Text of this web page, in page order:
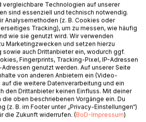
gestalten.
Direkt aus dem ÖPNV-Alltag.
vermittelt grundlegendes
Fachwissen des Öffentlichen
vergleichbare Technologien auf unserer
sind essenziell und technisch notwendig.
Analysemethoden (z. B. Cookies oder
Tracking), um zu messen, wie häufig
wie sie genutzt wird. Wir verwenden
Marketingzwecken und setzen hierzu
auch Drittanbieter ein, wodurch ggf.
Fingerprints, Tracking-Pixel, IP-Adressen
genutzt werden. Auf unserer Seite
von anderen Anbietern ein (Video-
auf die weitere Datenverarbeitung und ein
den Drittanbieter keinen Einfluss. Mit deiner
die oben beschriebenen Vorgänge ein. Du
(z. B. im Footer unter „Privacy-Einstellungen“)
die Zukunft widerrufen. (BoD-Impressum)